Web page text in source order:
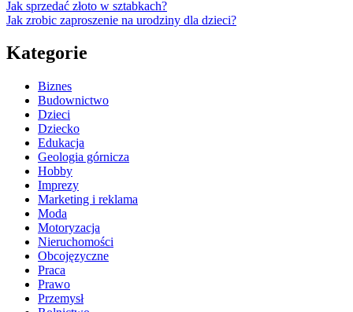
Jak sprzedać złoto w sztabkach?
Jak zrobic zaproszenie na urodziny dla dzieci?
Kategorie
Biznes
Budownictwo
Dzieci
Dziecko
Edukacja
Geologia górnicza
Hobby
Imprezy
Marketing i reklama
Moda
Motoryzacja
Nieruchomości
Obcojęzyczne
Praca
Prawo
Przemysł